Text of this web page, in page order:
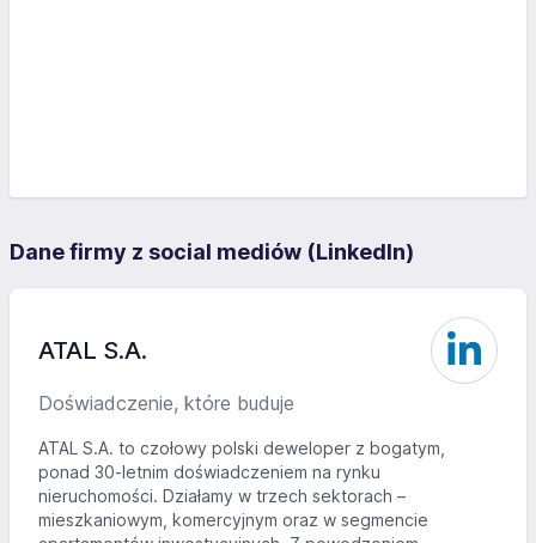
Dane firmy z social mediów (LinkedIn)
ATAL S.A.
Doświadczenie, które buduje
ATAL S.A. to czołowy polski deweloper z bogatym,
ponad 30-letnim doświadczeniem na rynku
nieruchomości. Działamy w trzech sektorach –
mieszkaniowym, komercyjnym oraz w segmencie